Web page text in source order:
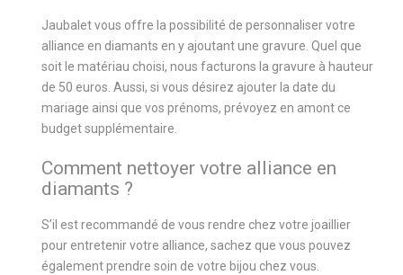
Jaubalet vous offre la possibilité de personnaliser votre
alliance en diamants en y ajoutant une gravure. Quel que
soit le matériau choisi, nous facturons la gravure à hauteur
de 50 euros. Aussi, si vous désirez ajouter la date du
mariage ainsi que vos prénoms, prévoyez en amont ce
budget supplémentaire.
Comment nettoyer votre alliance en
diamants ?
S’il est recommandé de vous rendre chez votre joaillier
pour entretenir votre alliance, sachez que vous pouvez
également prendre soin de votre bijou chez vous.